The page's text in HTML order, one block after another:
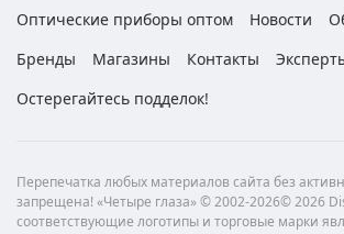
Оптические приборы оптом
Новости
Бренды
Магазины Контакты
Остерегайтесь подделок!
Перепечатка любых материалов сайта без
запрещена! «Четыре глаза» © 2002-2026© 2026
соответствующие логотипы и торговые марки